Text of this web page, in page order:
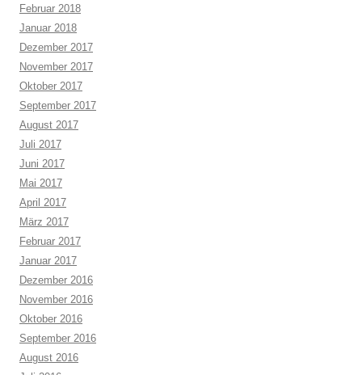
Februar 2018
Januar 2018
Dezember 2017
November 2017
Oktober 2017
September 2017
August 2017
Juli 2017
Juni 2017
Mai 2017
April 2017
März 2017
Februar 2017
Januar 2017
Dezember 2016
November 2016
Oktober 2016
September 2016
August 2016